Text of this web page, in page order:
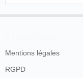
Mentions légales
RGPD